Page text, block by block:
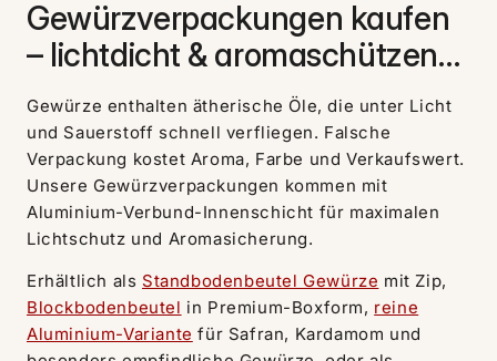
Gewürzverpackungen kaufen
– lichtdicht & aromaschützend
für Gewürz-Manufakturen,
Bio-Direktvermarkter &
Privatküche
Gewürze enthalten ätherische Öle, die unter Licht
und Sauerstoff schnell verfliegen. Falsche
Verpackung kostet Aroma, Farbe und Verkaufswert.
Unsere Gewürzverpackungen kommen mit
Aluminium-Verbund-Innenschicht für maximalen
Lichtschutz und Aromasicherung.
Erhältlich als Standbodenbeutel Gewürze mit Zip,
Blockbodenbeutel in Premium-Boxform, reine
Aluminium-Variante für Safran, Kardamom und